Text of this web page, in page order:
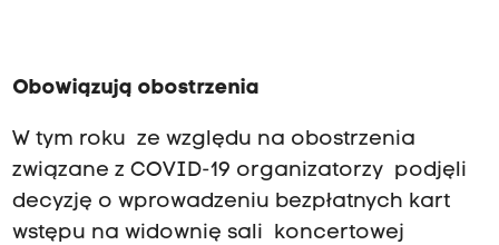
Obowiązują obostrzenia
W tym roku ze względu na obostrzenia
związane z COVID-19 organizatorzy podjęli
decyzję o wprowadzeniu bezpłatnych kart
wstępu na widownię sali koncertowej